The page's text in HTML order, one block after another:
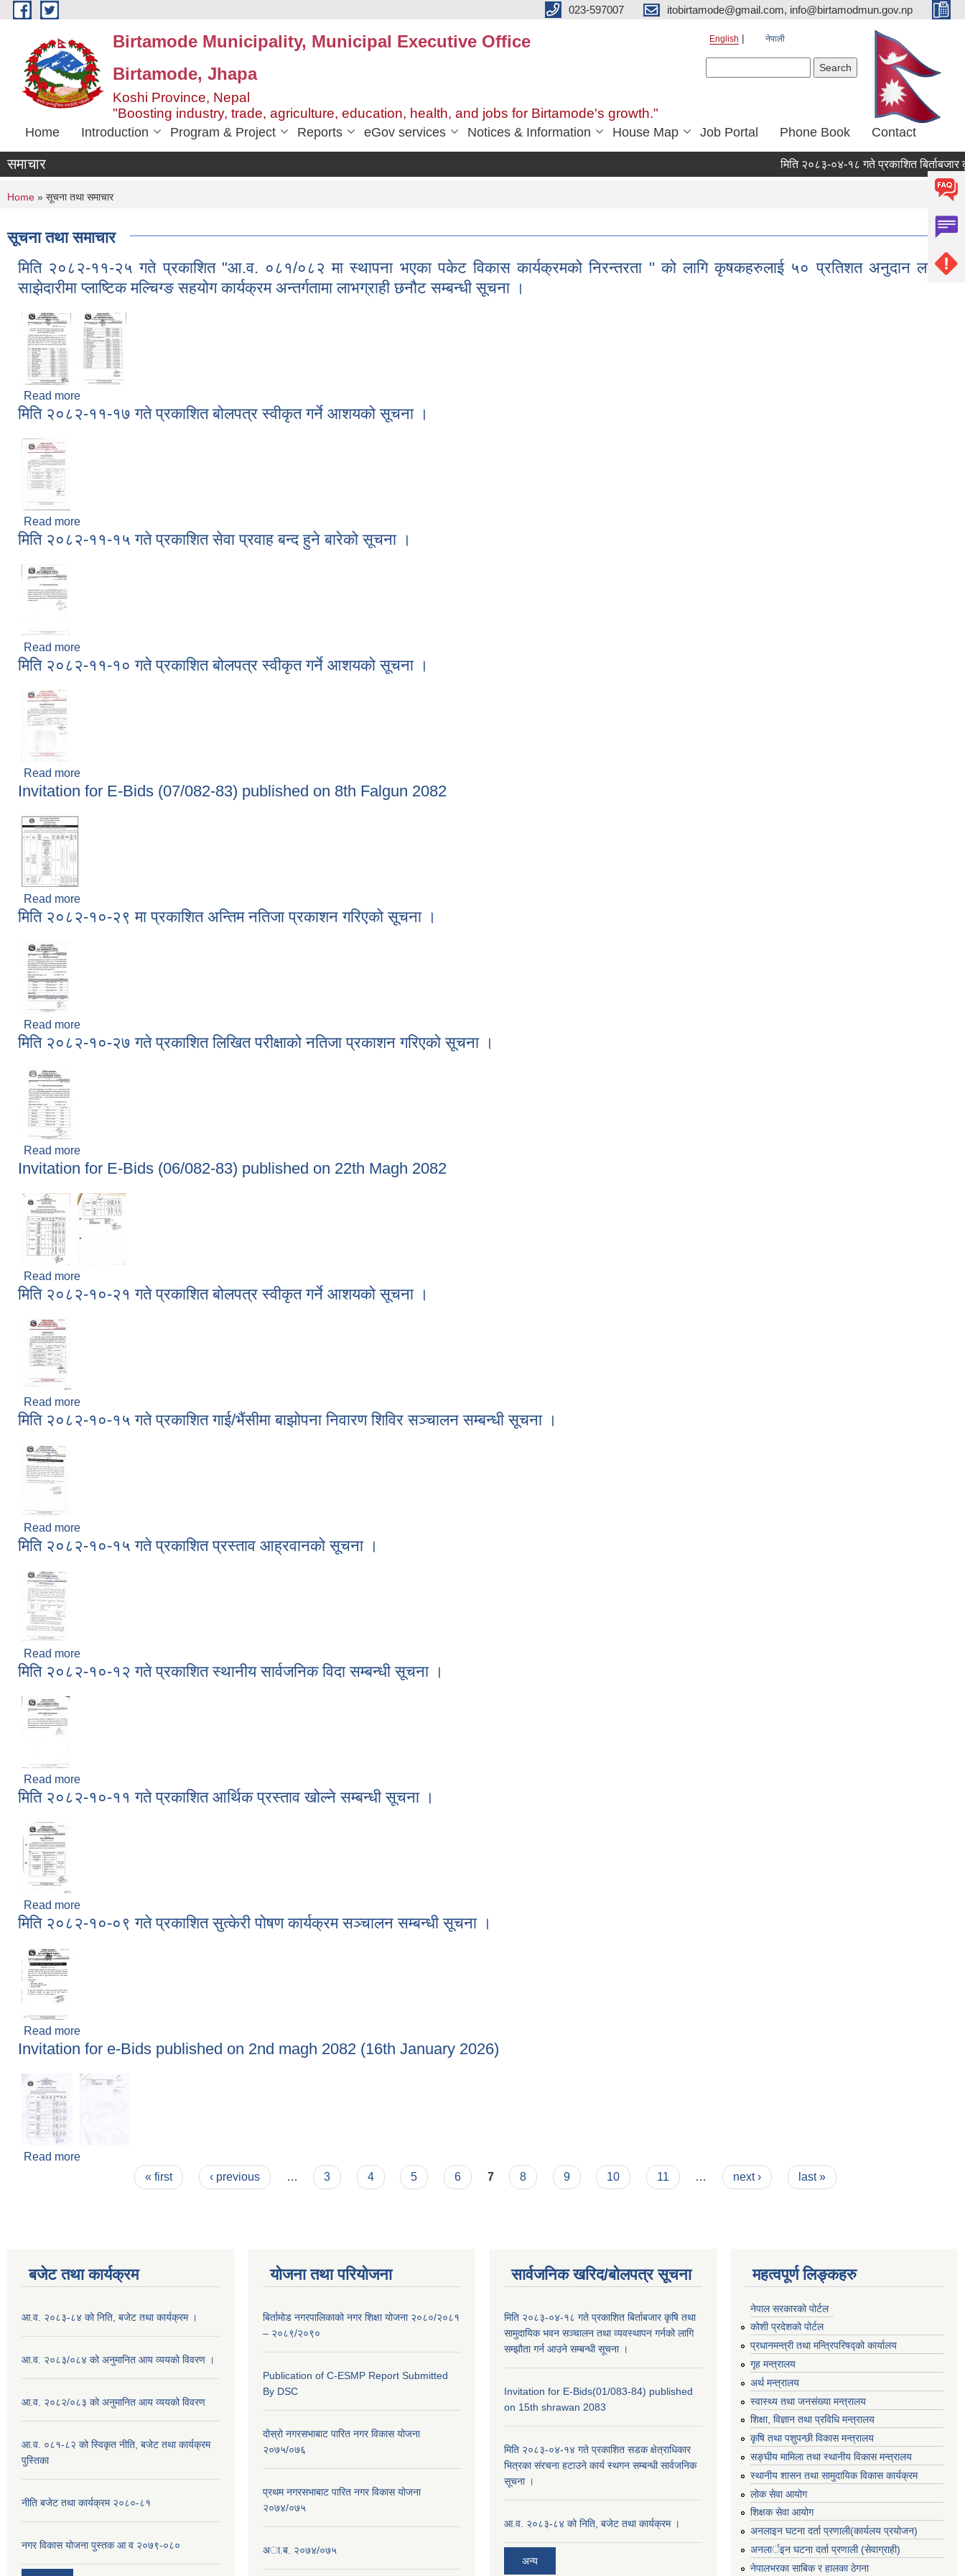
Skip to main content 023-597007 itobirtamode@gmail.com, info@birtamodmun.gov.np
Birtamode Municipality, Municipal Executive Office
Birtamode, Jhapa
Koshi Province, Nepal
"Boosting industry, trade, agriculture, education, health, and jobs for Birtamode's growth."
English नेपाली
Home Introduction Program & Project Reports eGov services Notices & Information House Map Job Portal Phone Book Contact
समाचार मिति २०८३-०४-१८ गते प्रकाशित बिर्ताबजार कृषि
You are here
Home » सूचना तथा समाचार
सूचना तथा समाचार
मिति २०८२-११-२५ गते प्रकाशित "आ.व. ०८१/०८२ मा स्थापना भएका पकेट विकास कार्यक्रमको निरन्तरता " को लागि कृषकहरुलाई ५० प्रतिशत अनुदान लागत
साझेदारीमा प्लाष्टिक मल्चिग्ङ सहयोग कार्यक्रम अन्तर्गतामा लाभग्राही छनौट सम्बन्धी सूचना ।
Read more
अन्तर्गतामा लाभग्राही छनौट सम्बन्धी सूचना ।
मिति २०८२-११-१७ गते प्रकाशित बोलपत्र स्वीकृत गर्ने आशयको सूचना ।
Read more
मिति २०८२-११-१५ गते प्रकाशित सेवा प्रवाह बन्द हुने बारेको सूचना ।
Read more
मिति २०८२-११-१० गते प्रकाशित बोलपत्र स्वीकृत गर्ने आशयको सूचना ।
Read more
Invitation for E-Bids (07/082-83) published on 8th Falgun 2082
Read more
मिति २०८२-१०-२९ मा प्रकाशित अन्तिम नतिजा प्रकाशन गरिएको सूचना ।
Read more
मिति २०८२-१०-२७ गते प्रकाशित लिखित परीक्षाको नतिजा प्रकाशन गरिएको सूचना ।
Read more
Invitation for E-Bids (06/082-83) published on 22th Magh 2082
Read more
मिति २०८२-१०-२१ गते प्रकाशित बोलपत्र स्वीकृत गर्ने आशयको सूचना ।
Read more
मिति २०८२-१०-१५ गते प्रकाशित गाई/भैंसीमा बाझोपना निवारण शिविर सञ्चालन सम्बन्धी सूचना ।
Read more
मिति २०८२-१०-१५ गते प्रकाशित प्रस्ताव आह्रवानको सूचना ।
Read more
मिति २०८२-१०-१२ गते प्रकाशित स्थानीय सार्वजनिक विदा सम्बन्धी सूचना ।
Read more
मिति २०८२-१०-११ गते प्रकाशित आर्थिक प्रस्ताव खोल्ने सम्बन्धी सूचना ।
Read more
मिति २०८२-१०-०९ गते प्रकाशित सुत्केरी पोषण कार्यक्रम सञ्चालन सम्बन्धी सूचना ।
Read more
Invitation for e-Bids published on 2nd magh 2082 (16th January 2026)
Read more
« first ‹ previous … 3 4 5 6 7 8 9 10 11 … next › last »
बजेट तथा कार्यक्रम
आ.व. २०८३-८४ को निति, बजेट तथा कार्यक्रम ।
आ.व. २०८३/०८४ को अनुमानित आय व्ययको विवरण ।
आ.व. २०८२/०८३ को अनुमानित आय व्ययको विवरण
आ.व. ०८१-८२ को स्विकृत नीति, बजेट तथा कार्यक्रम
पुस्तिका
नीति बजेट तथा कार्यक्रम २०८०-८१
नगर विकास योजना पुस्तक आ व २०७९-०८०
योजना तथा परियोजना
बिर्तामोड नगरपालिकाको नगर शिक्षा योजना २०८०/२०८१
– २०८९/२०९०
Publication of C-ESMP Report Submitted
By DSC
दोस्रो नगरसभाबाट पारित नगर विकास योजना
२०७५/०७६
प्रथम नगरसभाबाट पारित नगर विकास योजना
२०७४/०७५
अा.ब. २०७४/०७५
सार्वजनिक खरिद/बोलपत्र सूचना
मिति २०८३-०४-१८ गते प्रकाशित बिर्ताबजार कृषि तथा
सामुदायिक भवन सञ्चालन तथा व्यवस्थापन गर्नको लागि
सम्झौता गर्न आउने सम्बन्धी सूचना ।
Invitation for E-Bids(01/083-84) published
on 15th shrawan 2083
मिति २०८३-०४-१४ गते प्रकाशित सडक क्षेत्राधिकार
भित्रका संरचना हटाउने कार्य स्थगन सम्बन्धी सार्वजनिक
सूचना ।
आ.व. २०८३-८४ को निति, बजेट तथा कार्यक्रम ।
अन्य
महत्वपूर्ण लिङ्कहरु
नेपाल सरकारको पोर्टल
कोशी प्रदेशको पोर्टल
प्रधानमन्‍त्री तथा मन्‍त्रिपरिषद्को कार्यालय
गृह मन्‍त्रालय
अर्थ मन्त्रालय
स्वास्थ्य तथा जनसंख्या मन्त्रालय
शिक्षा, विज्ञान तथा प्रविधि मन्त्रालय
कृषि तथा पशुपन्छी विकास मन्त्रालय
सङ्घीय मामिला तथा स्थानीय विकास मन्त्रालय
स्थानीय शासन तथा सामुदायिक विकास कार्यक्रम
लोक सेवा आयोग
शिक्षक सेवा आयोग
अनलाइन घटना दर्ता प्रणाली(कार्यलय प्रयोजन)
अनलार्इन घटना दर्ता प्रणाली (सेवाग्राही)
नेपालभरका साबिक र हालका ठेगना